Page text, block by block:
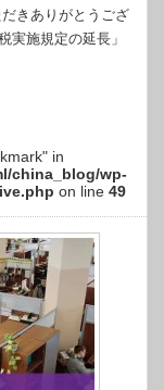
きありがとうござ
実施規定の延長」
in
china_blog/wp-
on line 49